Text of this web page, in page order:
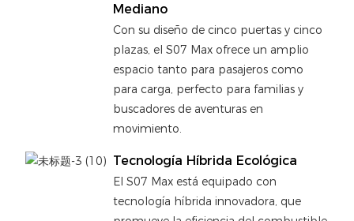
Mediano
Con su diseño de cinco puertas y cinco
plazas, el S07 Max ofrece un amplio
espacio tanto para pasajeros como
para carga, perfecto para familias y
buscadores de aventuras en
movimiento.
Tecnología Híbrida Ecológica
El S07 Max está equipado con
tecnología híbrida innovadora, que